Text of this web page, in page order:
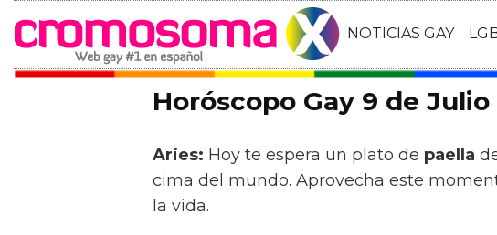
NOTICIAS GAY
Horóscopo Gay 9 de
Aries: Hoy te espera un plato de paella
cima del mundo. Aprovecha este
la vida.